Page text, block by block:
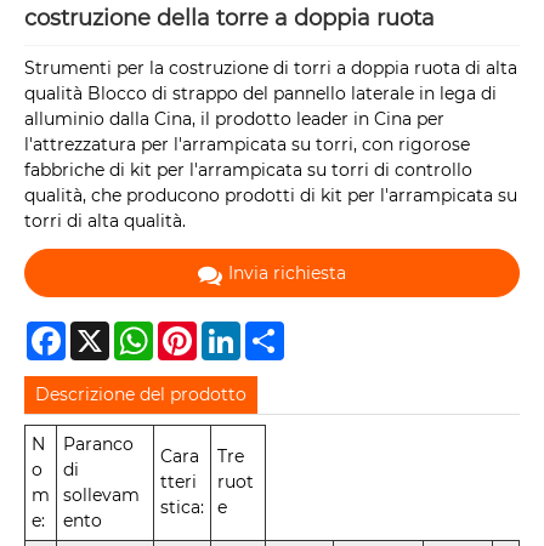
costruzione della torre a doppia ruota
Strumenti per la costruzione di torri a doppia ruota di alta
qualità Blocco di strappo del pannello laterale in lega di
alluminio dalla Cina, il prodotto leader in Cina per
l'attrezzatura per l'arrampicata su torri, con rigorose
fabbriche di kit per l'arrampicata su torri di controllo
qualità, che producono prodotti di kit per l'arrampicata su
torri di alta qualità.
Invia richiesta
Facebook
X WhatsAppPinterestLinkedIn
Descrizione del prodotto
N
o
m
e:
Paranco
di
sollevam
ento
Cara
tteri
stica:
Tre
ruot
e